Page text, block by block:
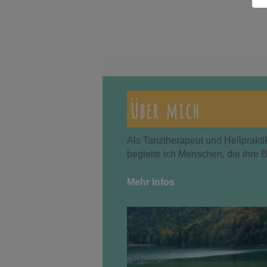
Über mich
Als Tanztherapeut und
begleite ich Menschen, die ihre
Mehr Infos